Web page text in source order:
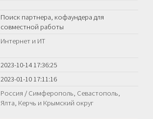
Поиск партнера, кофаундера для
совместной работы
Интернет и ИТ
2023-10-14 17:36:25
2023-01-10 17:11:16
Россия / Симферополь, Севастополь,
Ялта, Керчь и Крымский округ